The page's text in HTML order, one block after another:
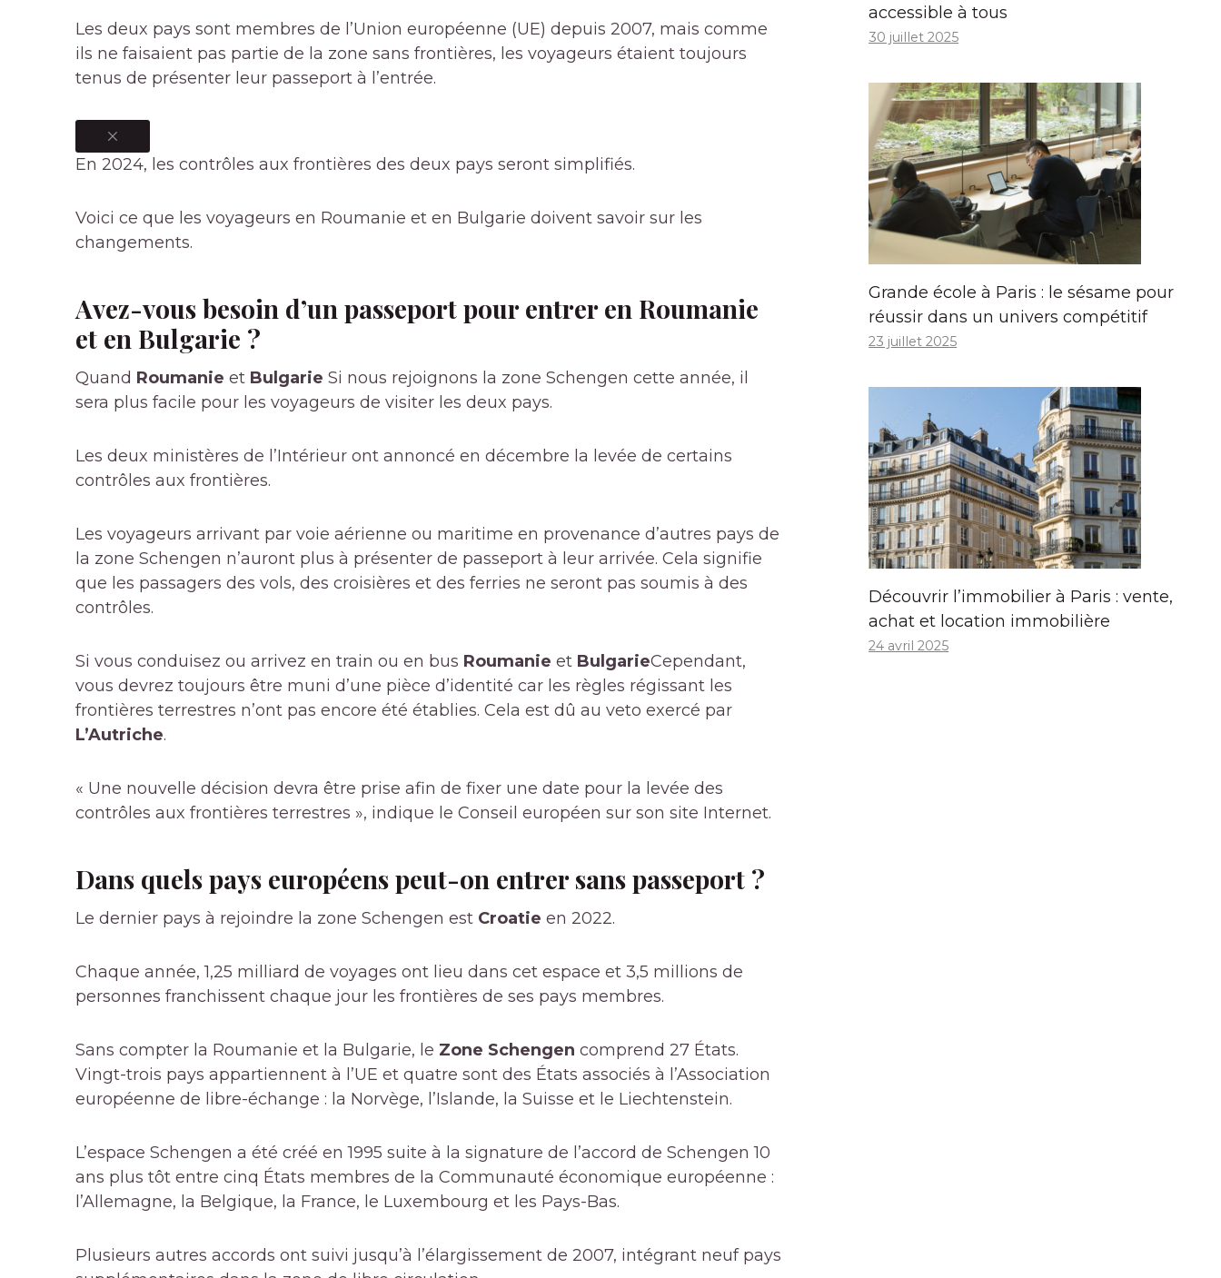
Les deux pays sont membres de l’Union européenne (UE) depuis 2007, mais comme
ils ne faisaient pas partie de la zone sans frontières, les voyageurs étaient toujours
tenus de présenter leur passeport à l’entrée.
En 2024, les contrôles aux frontières des deux pays seront simplifiés.
Voici ce que les voyageurs en Roumanie et en Bulgarie doivent savoir sur les
changements.
Avez-vous besoin d’un passeport pour entrer en Roumanie
et en Bulgarie ?
Quand Roumanie et Bulgarie Si nous rejoignons la zone Schengen cette année, il
sera plus facile pour les voyageurs de visiter les deux pays.
Les deux ministères de l’Intérieur ont annoncé en décembre la levée de certains
contrôles aux frontières.
Les voyageurs arrivant par voie aérienne ou maritime en provenance d’autres pays de
la zone Schengen n’auront plus à présenter de passeport à leur arrivée. Cela signifie
que les passagers des vols, des croisières et des ferries ne seront pas soumis à des
contrôles.
Si vous conduisez ou arrivez en train ou en bus Roumanie et BulgarieCependant,
vous devrez toujours être muni d’une pièce d’identité car les règles régissant les
frontières terrestres n’ont pas encore été établies. Cela est dû au veto exercé par
L’Autriche.
« Une nouvelle décision devra être prise afin de fixer une date pour la levée des
contrôles aux frontières terrestres », indique le Conseil européen sur son site Internet.
Dans quels pays européens peut-on entrer sans passeport ?
Le dernier pays à rejoindre la zone Schengen est Croatie en 2022.
Chaque année, 1,25 milliard de voyages ont lieu dans cet espace et 3,5 millions de
personnes franchissent chaque jour les frontières de ses pays membres.
Sans compter la Roumanie et la Bulgarie, le Zone Schengen comprend 27 États.
Vingt-trois pays appartiennent à l’UE et quatre sont des États associés à l’Association
européenne de libre-échange : la Norvège, l’Islande, la Suisse et le Liechtenstein.
L’espace Schengen a été créé en 1995 suite à la signature de l’accord de Schengen 10
ans plus tôt entre cinq États membres de la Communauté économique européenne :
l’Allemagne, la Belgique, la France, le Luxembourg et les Pays-Bas.
Plusieurs autres accords ont suivi jusqu’à l’élargissement de 2007, intégrant neuf pays
accessible à tous
30 juillet 2025
Grande école à Paris : le sésame pour
réussir dans un univers compétitif
23 juillet 2025
Découvrir l’immobilier à Paris : vente,
achat et location immobilière
24 avril 2025